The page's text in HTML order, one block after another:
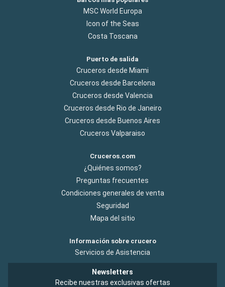
MSC World Europa
Icon of the Seas
Costa Toscana
Puerto de salida
Cruceros desde Miami
Cruceros desde Barcelona
Cruceros desde Valencia
Cruceros desde Rio de Janeiro
Cruceros desde Buenos Aires
Cruceros Valparaiso
Cruceros.com
¿Quiénes somos?
Preguntas frecuentes
Condiciones generales de venta
Seguridad
Mapa del sitio
Información sobre crucero
Servicios de Asistencia
Newsletters
Recibe nuestras exclusivas ofertas